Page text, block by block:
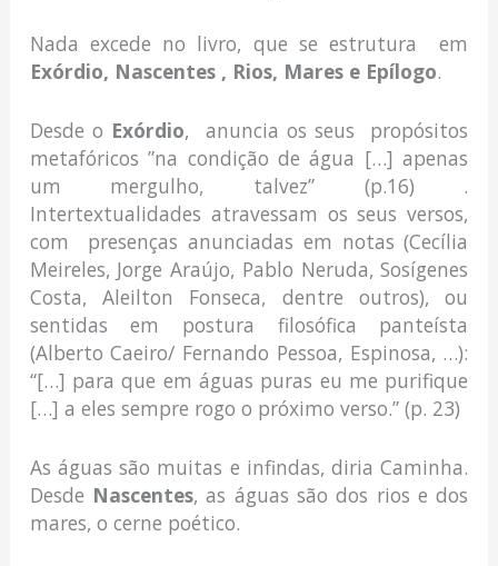
Nada excede no livro, que se estrutura em
Exórdio, Nascentes , Rios, Mares e Epílogo.
Desde o Exórdio, anuncia os seus propósitos
metafóricos ”na condição de água […] apenas
um mergulho, talvez” (p.16) .
Intertextualidades atravessam os seus versos,
com presenças anunciadas em notas (Cecília
Meireles, Jorge Araújo, Pablo Neruda, Sosígenes
Costa, Aleilton Fonseca, dentre outros), ou
sentidas em postura filosófica panteísta
(Alberto Caeiro/ Fernando Pessoa, Espinosa, …):
“[…] para que em águas puras eu me purifique
[…] a eles sempre rogo o próximo verso.” (p. 23)
As águas são muitas e infindas, diria Caminha.
Desde Nascentes, as águas são dos rios e dos
mares, o cerne poético.